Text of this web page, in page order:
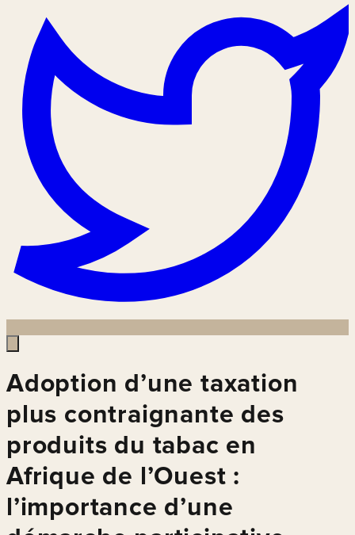
Adoption d’une taxation
plus contraignante des
produits du tabac en
Afrique de l’Ouest :
l’importance d’une